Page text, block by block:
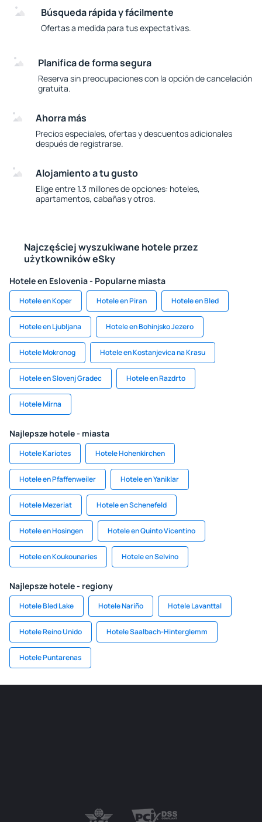
Búsqueda rápida y fácilmente
Ofertas a medida para tus expectativas.
Planifica de forma segura
Reserva sin preocupaciones con la opción de cancelación
gratuita.
Ahorra más
Precios especiales, ofertas y descuentos adicionales
después de registrarse.
Alojamiento a tu gusto
Elige entre 1.3 millones de opciones: hoteles,
apartamentos, cabañas y otros.
Najczęściej wyszukiwane hotele przez
użytkowników eSky
Hotele en Eslovenia - Popularne miasta
Hotele en Koper Hotele en Piran Hotele en Bled
Hotele en Ljubljana Hotele en Bohinjsko Jezero
Hotele Mokronog Hotele en Kostanjevica na Krasu
Hotele en Slovenj Gradec Hotele en Razdrto
Hotele Mirna
Najlepsze hotele - miasta
Hotele Kariotes Hotele Hohenkirchen
Hotele en Pfaffenweiler Hotele en Yaniklar
Hotele Mezeriat Hotele en Schenefeld
Hotele en Hosingen Hotele en Quinto Vicentino
Hotele en Koukounaries Hotele en Selvino
Najlepsze hotele - regiony
Hotele Bled Lake Hotele Nariño Hotele Lavanttal
Hotele Reino Unido Hotele Saalbach-Hinterglemm
Hotele Puntarenas